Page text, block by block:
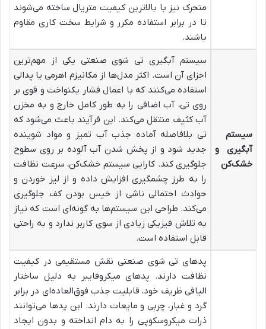
متحرک نیز با بالاترین کیفیت متریال ساخته می‌شوند
تا در برابر استفاده مکرر و شرایط سخت کاری مقاوم
باشند.
سیستم
آبگیری و
خشک‌کن
سیستم آبگیری تی شوی صنعتی یکی از مهم‌ترین
اجزای آن است. اکثر مدل‌ها از مکانیزم اهرمی یا پدالی
استفاده می‌کنند که با اعمال فشار یکنواخت و قوی بر
روی تی، آب اضافی را به طور کامل خارج و به مخزن
آب کثیف منتقل می‌کند. این فرآیند باعث می‌شود که
تی بلافاصله آماده جذب آب تمیز و مواد شوینده
جدید شود و از پخش شدن آب آلوده بر روی سطوح
جلوگیری کند. کارایی سیستم خشک‌کن، سرعت نظافت
را به طرز چشمگیری افزایش داده و از لیز خوردن و
حوادث احتمالی ناشی از خیس بودن کف جلوگیری
می‌کند. طراحی این سیستم‌ها به گونه‌ای است که نیاز
به تلاش فیزیکی زیادی از سوی کاربر ندارد و به راحتی
قابل استفاده است.
پدهای تی شوی صنعتی نقش مستقیمی در کیفیت
نظافت دارند. پدهای میکروفایبر به دلیل ساختار
الیافی ظریف خود، قابلیت جذب فوق‌العاده‌ای در برابر
گرد و غبار، چربی و مایعات دارند. این پدها می‌توانند
ذرات میکروسکوپی را به دام انداخته و بدون ایجاد